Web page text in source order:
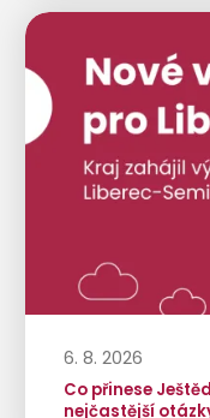
6. 8. 2026
Co přinese
nejčastější